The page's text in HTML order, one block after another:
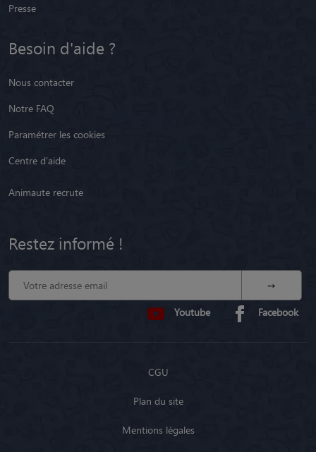
Presse
Besoin d'aide ?
Nous contacter
Notre FAQ
Paramétrer les cookies
Centre d'aide
Animaute recrute
Restez informé !
Youtube Facebook
CGU
Plan du site
Mentions légales